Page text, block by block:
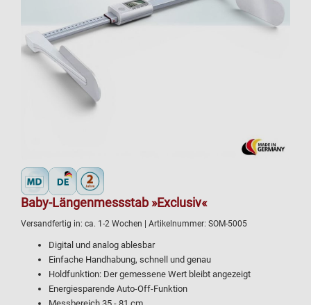
Baby-Längenmessstab »Exclusiv«
Versandfertig in: ca. 1-2 Wochen | Artikelnummer: SOM-5005
Digital und analog ablesbar
Einfache Handhabung, schnell und genau
Holdfunktion: Der gemessene Wert bleibt angezeigt
Energiesparende Auto-Off-Funktion